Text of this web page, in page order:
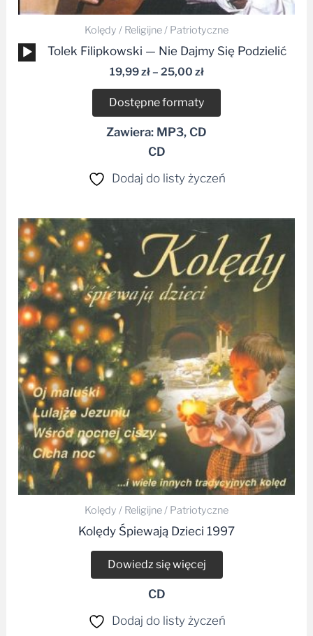
Kolędy / Religijne / Patriotyczne
Odtwarzacz
plików
dźwiękowych
Tolek Filipkowski — Nie Dajmy Się Podzielić
19,99zł– 25,00 zł
Dostępne formaty
Zawiera: MP3, CD
CD
Dodaj do listy życzeń
Kolędy / Religijne / Patriotyczne
Kolędy Śpiewają Dzieci 1997
Dowiedz się więcej
CD
Dodaj do listy życzeń